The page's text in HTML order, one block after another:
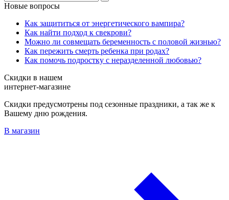
Новые вопросы
Как защититься от энергетического вампира?
Как найти подход к свекрови?
Можно ли совмещать беременность с половой жизнью?
Как пережить смерть ребенка при родах?
Как помочь подростку с неразделенной любовью?
Скидки в нашем
интернет-магазине
Скидки предусмотрены под сезонные праздники, а так же к
Вашему дню рождения.
В магазин